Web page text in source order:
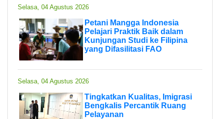
Selasa, 04 Agustus 2026
Petani Mangga Indonesia
Pelajari Praktik Baik dalam
Kunjungan Studi ke Filipina
yang Difasilitasi FAO
Selasa, 04 Agustus 2026
Tingkatkan Kualitas, Imigrasi
Bengkalis Percantik Ruang
Pelayanan